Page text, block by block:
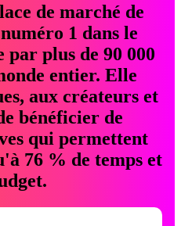
de marché de
1 dans le
par plus de 90 000
entier. Elle
aux créateurs et
bénéficier de
qui permettent
76 % de temps et